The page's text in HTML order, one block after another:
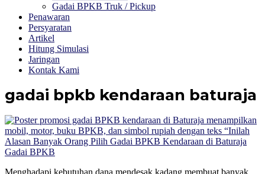
Gadai BPKB Truk / Pickup
Penawaran
Persyaratan
Artikel
Hitung Simulasi
Jaringan
Kontak Kami
gadai bpkb kendaraan baturaja
Gadai BPKB
Menghadapi kebutuhan dana mendesak kadang membuat banyak